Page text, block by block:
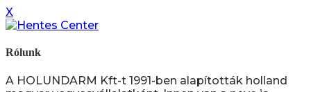
X
Rólunk
A HOLUNDARM Kft-t 1991-ben alapították holland